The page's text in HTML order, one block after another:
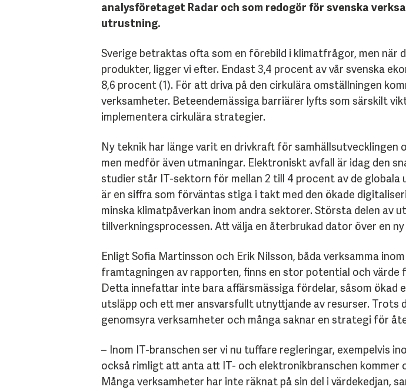
analysföretaget Radar och som redogör för svenska
utrustning.
Sverige betraktas ofta som en förebild i klimatfrågor, men
produkter, ligger vi efter. Endast 3,4 procent av vår svenska
8,6 procent (1). För att driva på den cirkulära omställningen
verksamheter. Beteendemässiga barriärer lyfts som särskilt
implementera cirkulära strategier.
Ny teknik har länge varit en drivkraft för samhällsutvecklingen
men medför även utmaningar. Elektroniskt avfall är idag den
studier står IT-sektorn för mellan 2 till 4 procent av de globala
är en siffra som förväntas stiga i takt med den ökade
minska klimatpåverkan inom andra sektorer. Största delen av
tillverkningsprocessen. Att välja en återbrukad dator över en
Enligt Sofia Martinsson och Erik Nilsson, båda verksamma
framtagningen av rapporten, finns en stor potential och
Detta innefattar inte bara affärsmässiga fördelar, såsom
utsläpp och ett mer ansvarsfullt utnyttjande av resurser.
genomsyra verksamheter och många saknar en strategi för
– Inom IT-branschen ser vi nu tuffare regleringar, exempelvis
också rimligt att anta att IT- och elektronikbranschen
Många verksamheter har inte räknat på sin del i värdekedjan,